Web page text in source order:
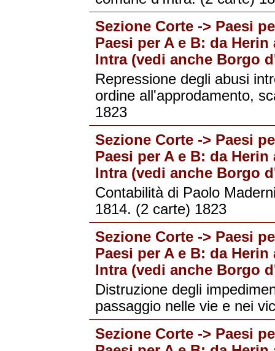
Sezione Corte -> Paesi
Paesi per A e B: da
Intra (vedi anche Borgo
Repressione degli abusi
ordine all'approdamento,
1823
Sezione Corte -> Paesi
Paesi per A e B: da
Intra (vedi anche Borgo
Contabilità di Paolo
1814. (2 carte) 1823
Sezione Corte -> Paesi
Paesi per A e B: da
Intra (vedi anche Borgo
Distruzione degli
passaggio nelle vie e nei
Sezione Corte -> Paesi